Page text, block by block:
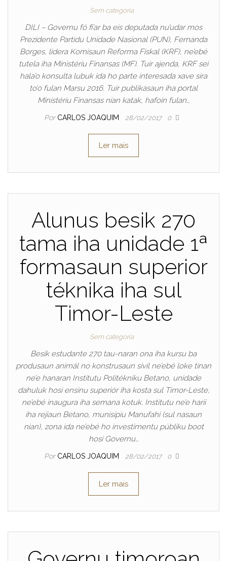
Sem categoria
DILI – Governu fó fi’ar ba eis deputada nu’udar mos
Prezidente Partidu Unidade Nasional (PUN), Fernanda
Borges, lidera Komisaun Reforma Fiskal (KRF), ne’ebé
tutela iha Ministériu Finansas (MF). Tuir ajenda, KRF sei
hala’o konsulta lubuk ida ho parte interesada xave sira
to’o fulan Marsu 2016. Tuir publikasaun iha portal
Ministériu Finansas nian katak, hafoin fulan…
Por CARLOS JOAQUIM 28/02/2017 0
Ler mais
Alunus besik 270
tama iha unidade 1ª
formasaun superior
téknika iha sul
Timor-Leste
Sem categoria
Besik estudante 270 tau-naran ona iha kursu ba
produsaun animál no konstrusaun sivil ne’ebé loke tinan
ne’e hanaran Institutu Politékniku Betano, unidade
dahuluk hosi ensinu superiór iha kosta sul Timor-Leste,
ne’ebé inaugura iha semana kotuk. Institutu ne’e harii
iha rejiaun Betano, munisípiu Manufahi (sul nasaun
nian), zona ida ne’ebé ho investimentu públiku boot
hosi Governu…
Por CARLOS JOAQUIM 28/02/2017 0
Ler mais